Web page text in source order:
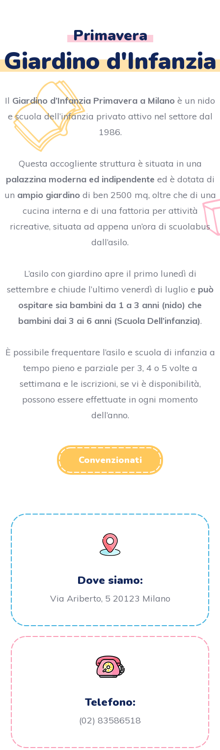
Primavera
Giardino d'Infanzia
Il Giardino d’Infanzia Primavera a Milano è un nido
e scuola dell’infanzia privato attivo nel settore dal
1986.
Questa accogliente struttura è situata in una
palazzina moderna ed indipendente ed è dotata di
un ampio giardinodi ben 2500 mq, oltre che di una
cucina interna e di una fattoria per attività
ricreative, situata ad appena un’ora di scuolabus
dall’asilo.
L’asilo con giardino apre il primo lunedì di
settembre e chiude l’ultimo venerdì di luglio e può
ospitare sia bambini da 1 a 3 anni (nido) che
bambini dai 3 ai 6 anni (Scuola Dell’infanzia).
È possibile frequentare l’asilo e scuola di infanzia a
tempo pieno e parziale per 3, 4 o 5 volte a
settimana e le iscrizioni, se vi è disponibilità,
possono essere effettuate in ogni momento
dell’anno.
Convenzionati
Dove siamo:
Via Ariberto, 5 20123 Milano
Telefono:
(02) 83586518